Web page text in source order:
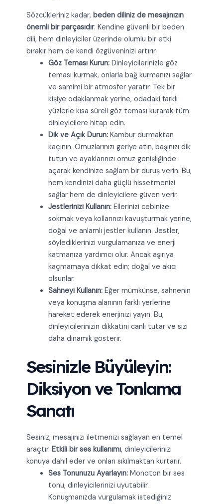
Sözcükleriniz kadar, beden diliniz de mesajınızın
önemli bir parçasıdır. Kendine güvenli bir beden
dili, hem dinleyiciler üzerinde olumlu bir etki
bırakır hem de kendi özgüveninizi artırır.
Göz Teması Kurun:Dinleyicilerinizle göz
teması kurmak, onlarla bağ kurmanızı sağlar
ve samimi bir atmosfer yaratır. Tek bir
kişiye odaklanmak yerine, odadaki farklı
yüzlerle kısa süreli göz teması kurarak tüm
dinleyicilere hitap edin.
Dik ve Açık Durun:Kambur durmaktan
kaçının. Omuzlarınızı geriye atın, başınızı dik
tutun ve ayaklarınızı omuz genişliğinde
açarak kendinize sağlam bir duruş verin. Bu,
hem kendinizi daha güçlü hissetmenizi
sağlar hem de dinleyicilere güven verir.
Jestlerinizi Kullanın:Ellerinizi cebinize
sokmak veya kollarınızı kavuşturmak yerine,
doğal ve anlamlı jestler kullanın. Jestler,
söylediklerinizi vurgulamanıza ve enerji
katmanıza yardımcı olur. Ancak aşırıya
kaçmamaya dikkat edin; doğal ve akıcı
olsunlar.
Sahneyi Kullanın:Eğer mümkünse, sahnenin
veya konuşma alanının farklı yerlerine
hareket ederek enerjinizi yayın. Bu,
dinleyicilerinizin dikkatini canlı tutar ve sizi
daha dinamik gösterir.
Sesinizle Büyüleyin:
Diksiyon ve Tonlama
Sanatı
Sesiniz, mesajınızı iletmenizi sağlayan en temel
araçtır. Etkili bir ses kullanımı, dinleyicilerinizi
konuya dahil eder ve onları sıkılmaktan kurtarır.
Ses Tonunuzu Ayarlayın:Monoton bir ses
tonu, dinleyicilerinizi uyutabilir.
Konuşmanızda vurgulamak istediğiniz